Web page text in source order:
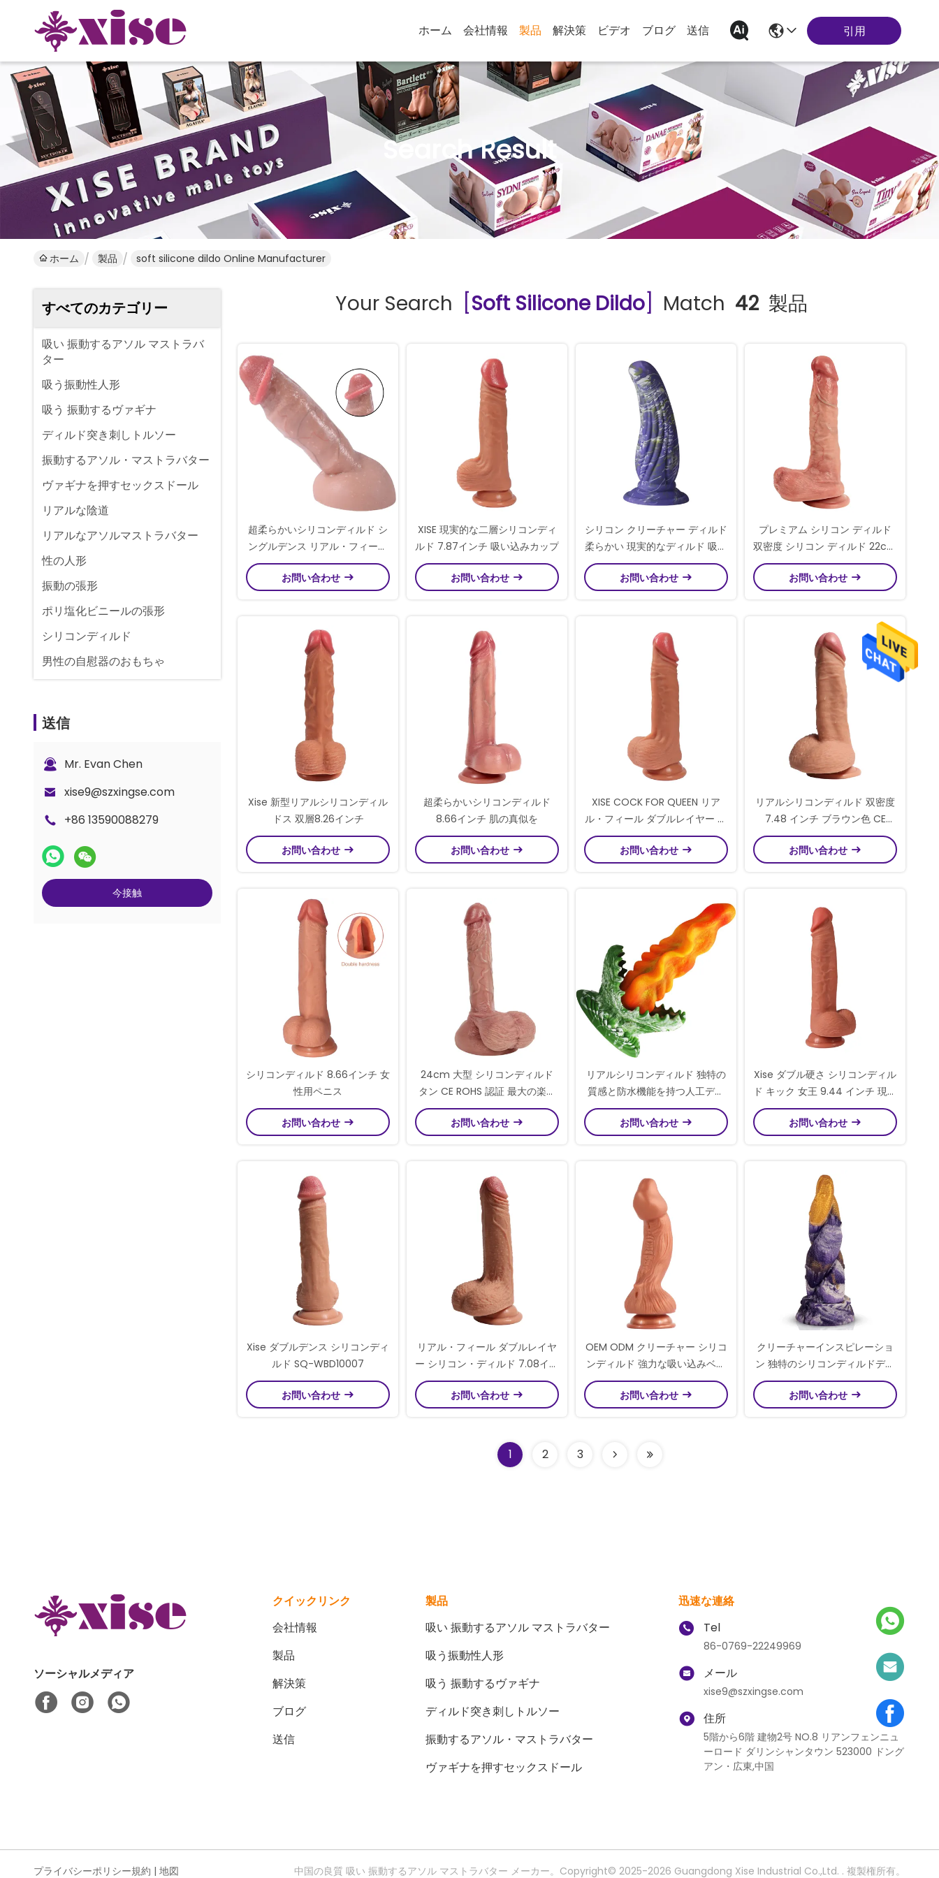
ホーム 会社情報 製品 解決策 ビデオ ブログ 送信 引用
Search Result
ホーム 製品 soft silicone dildo Online Manufacturer
すべてのカテゴリー
吸い 振動するアソル マストラバ
ター
吸う振動性人形
吸う 振動するヴァギナ
ディルド突き刺しトルソー
振動するアソル・マストラバター
ヴァギナを押すセックスドール
リアルな陰道
リアルなアソルマストラバター
性の人形
振動の張形
ポリ塩化ビニールの張形
シリコンディルド
男性の自慰器のおもちゃ
送信
Mr. Evan Chen
xise9@szxingse.com
+86 13590088279
今接触
Your Search Soft Silicone Dildo Match 42製品
超柔らかいシリコンディルド シ
ングルデンス リアル・フィール
カラー ボックス
お問い合わせ
XISE 現実的な二層シリコンディ
ルド 7.87インチ 吸い込みカップ
お問い合わせ
シリコン クリーチャー ディルド
柔らかい 現実的なディルド 吸い
込みベース 勇敢な ユニークなデ
ザイン
お問い合わせ
プレミアム シリコン ディルド
双密度 シリコン ディルド 22cm
ブラウン カラー CE ROHS 標準
お問い合わせ
Xise 新型リアルシリコンディル
ドス 双層8.26インチ
お問い合わせ
超柔らかいシリコンディルド
8.66インチ 肌の真似を
お問い合わせ
XISE COCK FOR QUEEN リア
ル・フィール ダブルレイヤー シ
リコン・ディルド 7.87インチ 強
い吸い込みベース
お問い合わせ
リアルシリコンディルド 双密度
7.48 インチ ブラウン色 CE
ROHS 承認
お問い合わせ
シリコンディルド 8.66インチ 女
性用ペニス
お問い合わせ
24cm 大型 シリコンディルド
タン CE ROHS 認証 最大の楽し
みのために
お問い合わせ
リアルシリコンディルド 独特の
質感と防水機能を持つ人工ディ
ルド
お問い合わせ
Xise ダブル硬さ シリコンディル
ド キック 女王 9.44 インチ 現実
的な静脈 女性のための皮膚のお
もちゃ
お問い合わせ
Xise ダブルデンス シリコンディ
ルド SQ-WBD10007
お問い合わせ
リアル・フィール ダブルレイヤ
ー シリコン・ディルド 7.08イン
チ 女性用 強い吸い込み
お問い合わせ
OEM ODM クリーチャー シリコ
ンディルド 強力な吸い込みベー
ス
お問い合わせ
クリーチャーインスピレーショ
ン 独特のシリコンディルドデザ
イン 清潔で機密な送料
お問い合わせ
1 2 3
ソーシャルメディア
クイックリンク
会社情報
製品
解決策
ブログ
送信
製品
吸い 振動するアソル マストラバター
吸う振動性人形
吸う 振動するヴァギナ
ディルド突き刺しトルソー
振動するアソル・マストラバター
ヴァギナを押すセックスドール
迅速な連絡
Tel
86-0769-22249969
メール
xise9@szxingse.com
住所
5階から6階 建物2号 NO.8 リアンフェンニュ
ーロード ダリンシャンタウン 523000 ドング
アン・広東,中国
プライバシーポリシー規約 | 地図 中国の良質 吸い 振動するアソル マストラバター メーカー。Copyright© 2025-2026 Guangdong Xise Industrial Co.,Ltd. . 複製権所有。